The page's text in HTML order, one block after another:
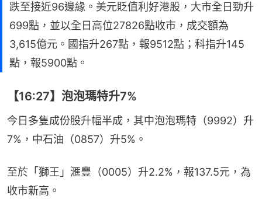
跌至接近96邊緣。美元貶值利好港股，大市全日勁升
699點，並以全日高位27826點收市，成交額為
3,615億元。國指升267點，報9512點；科指升145
點，報5900點。
【16:27】泡泡瑪特升7%
今日多隻成份股升幅半成，其中泡泡瑪特（9992）升
7%，中石油（0857）升5%。
至於「獅王」滙豐（0005）升2.2%，報137.5元，為
收市新高。